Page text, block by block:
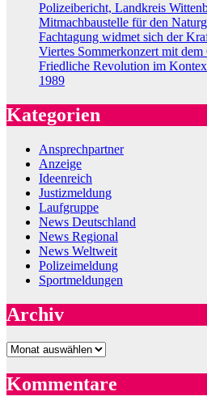
Polizeibericht, Landkreis
Mitmachbaustelle für den
Fachtagung widmet sich der
Viertes Sommerkonzert mit
Friedliche Revolution im
1989
Kategorien
Ansprechpartner
Anzeige
Ideenreich
Justizmeldung
Laufgruppe
News Deutschland
News Regional
News Weltweit
Polizeimeldung
Sportmeldungen
Archiv
Archiv
Kommentare